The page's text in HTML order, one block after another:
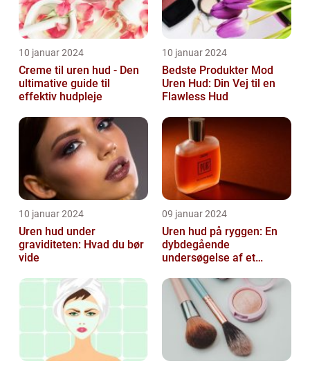
10 januar 2024
Creme til uren hud - Den
ultimative guide til
effektiv hudpleje
10 januar 2024
Bedste Produkter Mod
Uren Hud: Din Vej til en
Flawless Hud
10 januar 2024
Uren hud under
graviditeten: Hvad du bør
vide
09 januar 2024
Uren hud på ryggen: En
dybdegående
undersøgelse af et
undertiden overset
skønhedspr...